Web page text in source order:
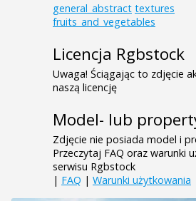
general_abstract textures
fruits_and_vegetables
Licencja Rgbstock
Uwaga! Ściągając to zdjęcie
naszą licencję
Model- lub
Zdjęcie nie posiada model i
Przeczytaj FAQ oraz warunki
serwisu Rgbstock
| FAQ | Warunki użytkowania